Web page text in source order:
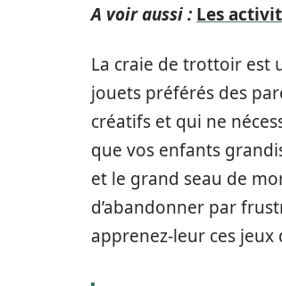
A voir aussi : Les
La craie de trottoir est
jouets préférés des
créatifs et qui ne
que vos enfants
et le grand seau de
d’abandonner par
apprenez-leur ces jeux